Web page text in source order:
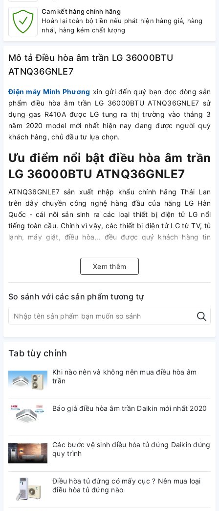
Cam kết hàng chính hãng
Hoàn lại toàn bộ tiền nếu phát hiện hàng giả, hàng
nhái, hàng kém chất lượng
Mô tả Điều hòa âm trần LG 36000BTU
ATNQ36GNLE7
Điện máy Minh Phương xin gửi đến quý bạn đọc dòng sản
phẩm điều hòa âm trần LG 36000BTU ATNQ36GNLE7 sử
dụng gas R410A được LG tung ra thị trường vào tháng 3
năm 2020 model mới nhất hiện nay đang được người quý
khách hàng, chủ đầu tư lựa chọn.
Ưu điểm nổi bật điều hòa âm trần
LG 36000BTU ATNQ36GNLE7
ATNQ36GNLE7 sản xuất nhập khẩu chính hãng Thái Lan
trên dây chuyền công nghệ hàng đầu của hãng LG Hàn
Quốc - cái nôi sản sinh ra các loại thiết bị điện tử LG nổi
tiếng toàn cầu. Chính vì vậy, các thiết bị điện tử LG từ TV, tủ
lạnh, máy giặt, điều hòa,.. đều được quý khách hàng tin
Điều hòa âm trần LG 36000BTU ATNQ36GNLE7 hình thức
cửa hàng,...
Điều hòa âm trần LG 36000BTU ATNQ36GNLE7
Thiết kế mặt nạ vuông đa hướng gió thổi, tròn 360 độ, phân
bổ đồng đều hơn đến mọi ngóc ngách căn phòng, mang lại
cảm giác dễ chịu mát mẻ nhất. Màu trắng tinh tế tôn vinh
căn phòng thêm sang trọng.
Xem thêm
So sánh với các sản phẩm tương tự
Tab tùy chỉnh
Khi nào nên và không nên mua điều hòa âm
trần
Báo giá điều hòa âm trần Daikin mới nhất 2020
Các bước vệ sinh điều hòa tủ đứng Daikin đúng
quy trình
Điều hòa tủ đứng có mấy cục ? Nên mua loại
điều hòa tủ đứng nào